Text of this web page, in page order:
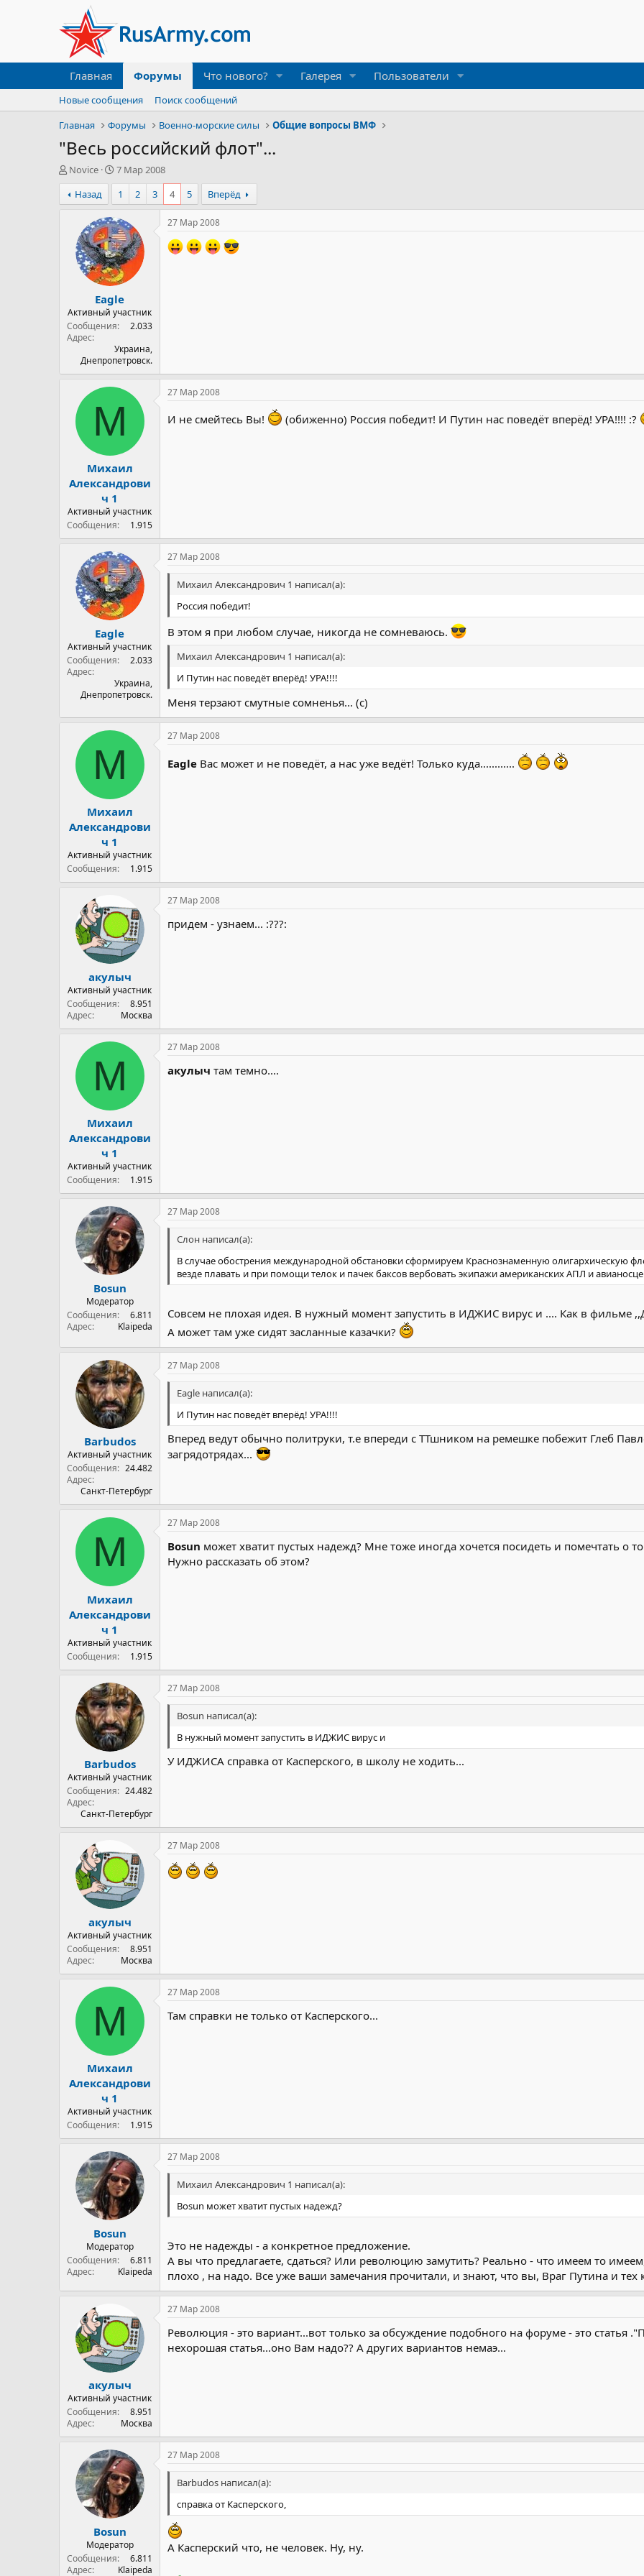
Главная Форумы Что нового? Галерея Пользователи
Новые сообщения
Поиск сообщений
Главная
Форумы Военно-морские силы Общие вопросы ВМФ
"Весь российский флот"...
А
в
т
о
Novice
Д
а
т
а
н
а
ч
а
л
а
7 Мар 2008
Назад
1 2 3 4 5 Вперёд
Eagle
Активный участник
Сообщения
2.033
Адрес
Украина,
Днепропетровск.
27 Мар 2008
М
Михаил
Александрови
ч 1
Активный участник
Сообщения
1.915
27 Мар 2008
И не смейтесь Вы! (обиженно) Россия победит! И Путин нас поведёт вперёд! УРА!!!! :?
Eagle
Активный участник
Сообщения
2.033
Адрес
Украина,
Днепропетровск.
27 Мар 2008
Михаил Александрович 1 написал(а):
Россия победит!
В этом я при любом случае, никогда не сомневаюсь.
Михаил Александрович 1 написал(а):
И Путин нас поведёт вперёд! УРА!!!!
Меня терзают смутные сомненья... (с)
М
Михаил
Александрови
ч 1
Активный участник
Сообщения
1.915
27 Мар 2008
Eagle Вас может и не поведёт, а нас уже ведёт! Только куда............
акулыч
Активный участник
Сообщения
8.951
Адрес
Москва
27 Мар 2008
придем - узнаем... :???:
М
Михаил
Александрови
ч 1
Активный участник
Сообщения
1.915
27 Мар 2008
акулыч там темно....
Bosun
Модератор
Сообщения
6.811
Адрес
Klaipeda
27 Мар 2008
Слон написал(а):
В случае обострения международной обстановки сформируем Краснознаменную олигархическую
везде плавать и при помощи телок и пачек баксов вербовать экипажи американских АПЛ и
Совсем не плохая идея. В нужный момент запустить в ИДЖИС вирус и .... Как в фильме
А может там уже сидят засланные казачки?
Barbudos
Активный участник
Сообщения
24.482
Адрес
Санкт-Петербург
27 Мар 2008
Eagle написал(а):
И Путин нас поведёт вперёд! УРА!!!!
Вперед ведут обычно политруки, т.е впереди с ТТшником на ремешке побежит Глеб
загрядотрядах...
М
Михаил
Александрови
ч 1
Активный участник
Сообщения
1.915
27 Мар 2008
Bosun может хватит пустых надежд? Мне тоже иногда хочется посидеть и помечтать о
Нужно рассказать об этом?
Barbudos
Активный участник
Сообщения
24.482
Адрес
Санкт-Петербург
27 Мар 2008
Bosun написал(а):
В нужный момент запустить в ИДЖИС вирус и
У ИДЖИСА справка от Касперского, в школу не ходить...
акулыч
Активный участник
Сообщения
8.951
Адрес
Москва
27 Мар 2008
М
Михаил
Александрови
ч 1
Активный участник
Сообщения
1.915
27 Мар 2008
Там справки не только от Касперского...
Bosun
Модератор
Сообщения
6.811
Адрес
Klaipeda
27 Мар 2008
Михаил Александрович 1 написал(а):
Bosun может хватит пустых надежд?
Это не надежды - а конкретное предложение.
А вы что предлагаете, сдаться? Или революцию замутить? Реально - что имеем то
плохо , на надо. Все уже ваши замечания прочитали, и знают, что вы, Враг Путина и тех
акулыч
Активный участник
Сообщения
8.951
Адрес
Москва
27 Мар 2008
Революция - это вариант...вот только за обсуждение подобного на форуме - это статья
нехорошая статья...оно Вам надо?? А других вариантов немаэ...
Bosun
Модератор
Сообщения
6.811
Адрес
Klaipeda
27 Мар 2008
Barbudos написал(а):
справка от Касперского,
А Касперский что, не человек. Ну, ну.